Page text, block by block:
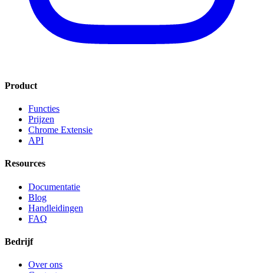
Product
Functies
Prijzen
Chrome Extensie
API
Resources
Documentatie
Blog
Handleidingen
FAQ
Bedrijf
Over ons